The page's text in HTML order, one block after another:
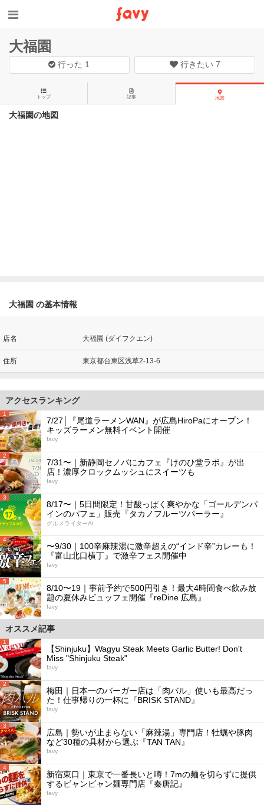
大福園
行った 1 行きたい 7
トップ 記事 地図
大福園の地図
大福園 の基本情報
店名 大福園 (ダイフクエン)
住所 東京都台東区浅草2-13-6
アクセスランキング
1
7/27│『尾道ラーメンWAN』が広島HiroPaにオープン！
キッズラーメン無料イベント開催
favy
2
7/31〜｜新静岡セノバにカフェ『けのひ堂ラボ』が出
店！濃厚クロックムッシュにスイーツも
favy
3
8/17〜｜5日間限定！甘酸っぱく爽やかな「ゴールデンパ
インのパフェ」販売『タカノフルーツパーラー』
グルメライターAI
4
〜9/30｜100辛麻辣湯に激辛超えの“インド辛”カレーも！
『富山北口横丁』で激辛フェス開催中
favy
5
8/10〜19｜事前予約で500円引き！最大4時間食べ飲み放
題の夏休みビュッフェ開催『reDine 広島』
favy
オススメ記事
1
【Shinjuku】Wagyu Steak Meets Garlic Butter! Don't
Miss "Shinjuku Steak"
favy
2
梅田｜日本一のバーガー店は「肉バル」使いも最高だっ
た！仕事帰りの一杯に『BRISK STAND』
favy
3
広島｜勢いが止まらない「麻辣湯」専門店！牡蠣や豚肉
など30種の具材から選ぶ『TAN TAN』
favy
4
新宿東口｜東京で一番長いと噂！7mの麺を切らずに提供
するビャンビャン麺専門店『秦唐記』
favy